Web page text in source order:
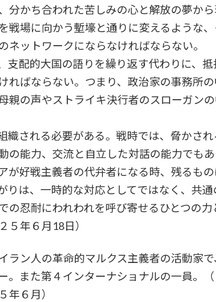
分かち合われた苦しみの心と解放の夢か
戦場に向かう塹壕と通りに変えるような
ネットワークにならなければならない。
支配的大国の語りを繰り返す代わりに、
ればならない。つまり、政治家の事務所
親の声やストライキ決行者のスローガン
織される必要がある。戦時では、脅かさ
の能力、交流と自立した対話の能力でも
が好戦主義者の代弁者になる時、残るも
りは、一時的な対応としてではなく、共
の忍耐にわれわれを呼び寄せるひとつの
５年６月18日）
ラン人の革命的マルクス主義者の活動家
。また第４インターナショナルの一員。
年６月）